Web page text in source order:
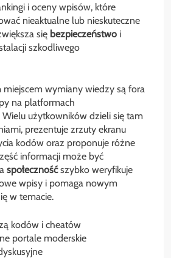
i oceny wpisów, które
nieaktualne lub nieskuteczne
się bezpieczeństwo i
szkodliwego
wymiany wiedzy są fora
na platformach
Wielu użytkowników dzieli się tam
prezentuje zrzuty ekranu
kodów oraz proponuje różne
informacji może być
społecznośćszybko weryfikuje
wpisy i pomaga nowym
w temacie.
kodów i cheatów
portale moderskie